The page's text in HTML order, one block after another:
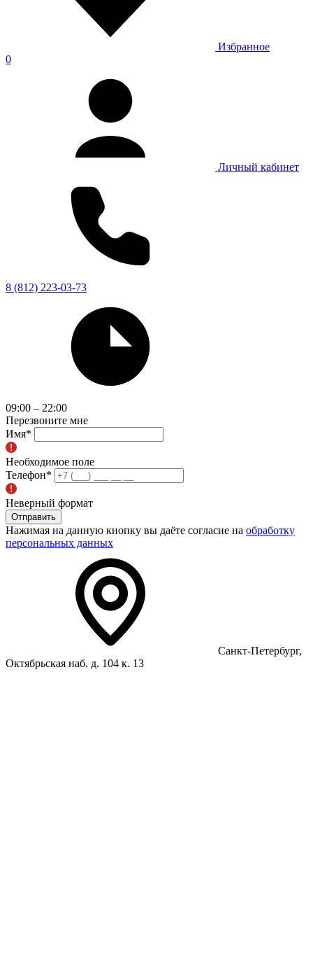
Избранное
0
Личный кабинет
8 (812) 223-03-73
09:00 – 22:00
Перезвоните мне
Имя*
Необходимое поле
Телефон*
Неверный формат
Отправить
Нажимая на данную кнопку вы даёте согласие на обработку
персональных данных
Санкт-Петербург,
Октябрьская наб. д. 104 к. 13